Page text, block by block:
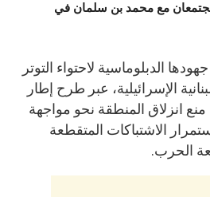
مع محمد بن سلمان في
الدبلوماسية لاحتواء التوتر
الإسرائيلية، عبر طرح إطار
انزلاق المنطقة نحو مواجهة
الاشتباكات المتقطعة
الحرب.